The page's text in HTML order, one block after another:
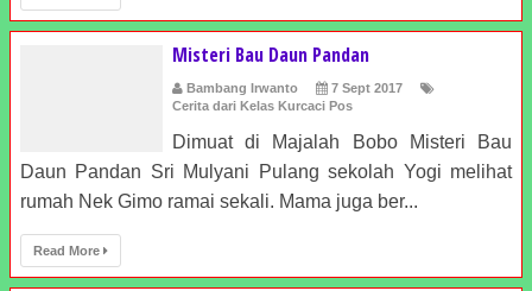
Misteri Bau Daun Pandan
Bambang Irwanto
7 Sept 2017
Cerita dari Kelas Kurcaci Pos
Dimuat di Majalah Bobo Misteri Bau
Daun Pandan Sri Mulyani Pulang sekolah Yogi melihat
rumah Nek Gimo ramai sekali. Mama juga ber...
Read More